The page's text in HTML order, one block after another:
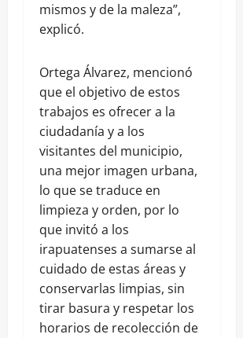
mismos y de la maleza”,
explicó.
Ortega Álvarez, mencionó
que el objetivo de estos
trabajos es ofrecer a la
ciudadanía y a los
visitantes del municipio,
una mejor imagen urbana,
lo que se traduce en
limpieza y orden, por lo
que invitó a los
irapuatenses a sumarse al
cuidado de estas áreas y
conservarlas limpias, sin
tirar basura y respetar los
horarios de recolección de